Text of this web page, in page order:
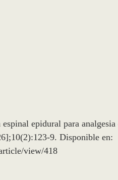
epidural para
9. Disponible en:
view/418